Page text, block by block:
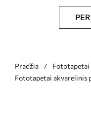
Pradžia Fototapetai
Fototapetai akvarelinis